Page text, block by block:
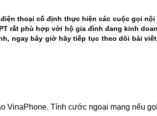
thoại cố định thực hiện các cuộc gọi
rất phù hợp với hộ gia đình đang kinh
ngay bây giờ hãy tiếp tục theo dõi bài
VinaPhone. Tính cước ngoại mạng nếu